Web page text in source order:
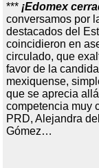
*** ¡Edomex
conversamos por
destacados del
coincidieron en
circulado, que
favor de la
mexiquense,
que se aprecia
competencia muy
PRD, Alejandra
Gómez…